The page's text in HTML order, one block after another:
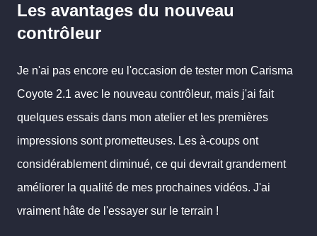
Les avantages du nouveau
contrôleur
Je n'ai pas encore eu l'occasion de tester mon Carisma
Coyote 2.1 avec le nouveau contrôleur, mais j'ai fait
quelques essais dans mon atelier et les premières
impressions sont prometteuses. Les à-coups ont
considérablement diminué, ce qui devrait grandement
améliorer la qualité de mes prochaines vidéos. J'ai
vraiment hâte de l'essayer sur le terrain !